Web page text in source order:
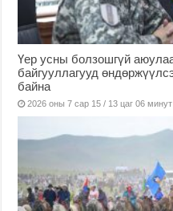
Үер усны болзошгүй
байгууллагууд
байна
2026 оны 7 сар 15 / 13 цаг 06 минут